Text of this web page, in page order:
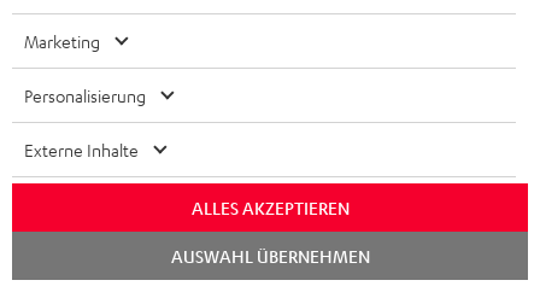
e
z
u
m
H
Quick Start Guide: Stand-Lautsprecher UL 40 Active
Mk3 25 (Stk.)
25 (Stk.)
Bedienungsanleitung: Aktiv-Subwoofer S 6000 SW
Quick Start Guide: Aktiv-Subwoofer S 6000 SW
Bedienungsanleitung: Paar Satelliten-Lautsprecher
Marketing
Personalisierung
Externe Inhalte
ALLES AKZEPTIEREN
AUSWAHL ÜBERNEHMEN